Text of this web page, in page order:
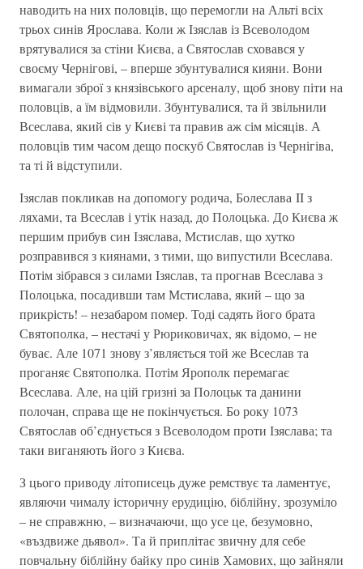
наводить на них половців, що перемогли на Альті всіх
трьох синів Ярослава. Коли ж Ізяслав із Всеволодом
врятувалися за стіни Києва, а Святослав сховався у
своєму Чернігові, – вперше збунтувалися кияни. Вони
вимагали зброї з князівського арсеналу, щоб знову піти на
половців, а їм відмовили. Збунтувалися, та й звільнили
Всеслава, який сів у Києві та правив аж сім місяців. А
половців тим часом дещо поскуб Святослав із Чернігіва,
та ті й відступили.
Ізяслав покликав на допомогу родича, Болеслава II з
ляхами, та Всеслав і утік назад, до Полоцька. До Києва ж
першим прибув син Ізяслава, Мстислав, що хутко
розправився з киянами, з тими, що випустили Всеслава.
Потім зібрався з силами Ізяслав, та прогнав Всеслава з
Полоцька, посадивши там Мстислава, який – що за
прикрість! – незабаром помер. Тоді садять його брата
Святополка, – нестачі у Рюриковичах, як відомо, – не
буває. Але 1071 знову з’являється той же Всеслав та
проганяє Святополка. Потім Ярополк перемагає
Всеслава. Але, на цій гризні за Полоцьк та данини
полочан, справа ще не покінчується. Бо року 1073
Святослав об’єднується з Всеволодом проти Ізяслава; та
таки виганяють його з Києва.
З цього приводу літописець дуже ремствує та ламентує,
являючи чималу історичну ерудицію, біблійну, зрозуміло
– не справжню, – визначаючи, що усе це, безумовно,
«въздвиже дьявол». Та й приплітає звичну для себе
повчальну біблійну байку про синів Хамових, що зайняли